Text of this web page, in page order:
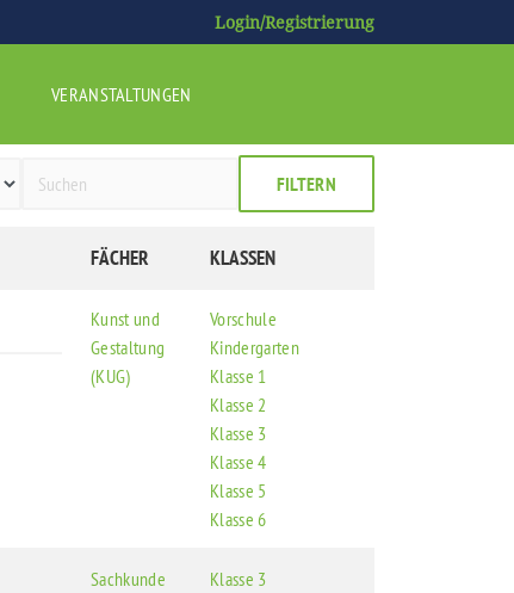
Login/Registrierung
VERANSTALTUNGEN
FILTERN
FÄCHER KLASSEN
Kunst und
Gestaltung
(KUG)
Vorschule
Kindergarten
Klasse 1
Klasse 2
Klasse 3
Klasse 4
Klasse 5
Klasse 6
Sachkunde
Klasse 3